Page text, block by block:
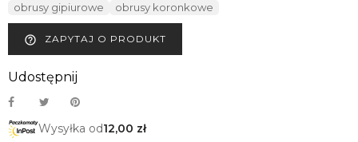
obrusy gipiurowe
obrusy koronkowe
help_outline ZAPYTAJ O PRODUKT
Udostępnij
Wysyłka od12,00 zł